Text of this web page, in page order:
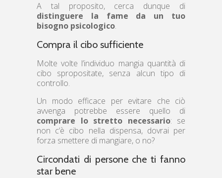
A tal proposito, cerca dunque di
distinguere la fame da un tuo
bisogno psicologico.
Compra il cibo sufficiente
Molte volte l’individuo mangia quantità di
cibo spropositate, senza alcun tipo di
controllo.
Un modo efficace per evitare che ciò
avvenga potrebbe essere quello di
comprare lo stretto necessario: se
non c’è cibo nella dispensa, dovrai per
forza smettere di mangiare, o no?
Circondati di persone che ti fanno
star bene